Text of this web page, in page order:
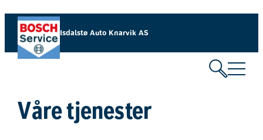
Hopp
innhold
Isdalstø Auto Knarvik AS
Våre tjenester